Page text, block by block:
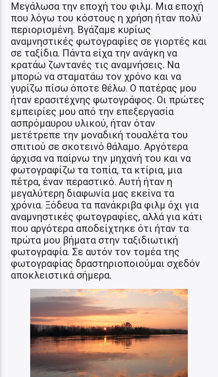
Μεγάλωσα την εποχή του φιλμ. Μια εποχή
που λόγω του κόστους η χρήση ήταν πολύ
περιορισμένη. Βγάζαμε κυρίως
αναμνηστικές φωτογραφίες σε γιορτές και
σε ταξίδια. Πάντα είχα την ανάγκη να
κρατάω ζωντανές τις αναμνήσεις. Να
μπορώ να σταματάω τον χρόνο και να
γυρίζω πίσω όποτε θέλω. Ο πατέρας μου
ήταν ερασιτέχνης φωτογράφος. Οι πρώτες
εμπειρίες μου από την επεξεργασία
ασπρόμαυρου υλικού, ήταν όταν
μετέτρεπε την μοναδική τουαλέτα του
σπιτιού σε σκοτεινό θάλαμο. Αργότερα
άρχισα να παίρνω την μηχανή του και να
φωτογραφίζω τα τοπία, τα κτίρια, μια
πέτρα, έναν περαστικό. Αυτή ήταν η
μεγαλύτερη διαφωνία μας εκείνα τα
χρόνια. Ξόδευα τα πανάκριβα φιλμ όχι για
αναμνηστικές φωτογραφίες, αλλά για κάτι
που αργότερα αποδείχτηκε ότι ήταν τα
πρώτα μου βήματα στην ταξιδιωτική
φωτογραφία. Σε αυτόν τον τομέα της
φωτογραφίας δραστηριοποιούμαι σχεδόν
αποκλειστικά σήμερα.